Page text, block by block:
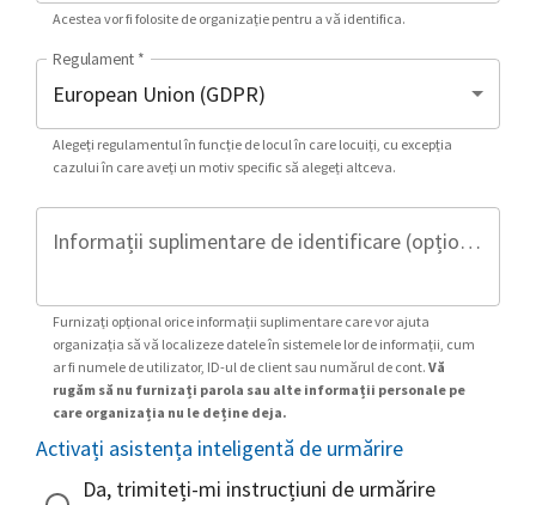
Acestea vor fi folosite de organizație pentru a vă identifica.
Regulament *
Alegeți regulamentul în funcție de locul în care locuiți, cu excepția
cazului în care aveți un motiv specific să alegeți altceva.
Informații suplimentare de identificare (opțional)
Furnizați opțional orice informații suplimentare care vor ajuta
organizația să vă localizeze datele în sistemele lor de informații, cum
ar fi numele de utilizator, ID-ul de client sau numărul de cont. Vă
rugăm să nu furnizați parola sau alte informații personale pe
care organizația nu le deține deja.
Activați asistența inteligentă de urmărire
Da, trimiteți-mi instrucțiuni de urmărire